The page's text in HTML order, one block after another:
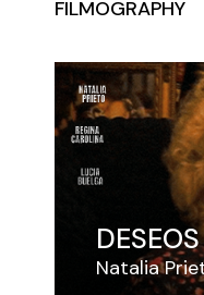
FILMOGRAPHY
Natalia